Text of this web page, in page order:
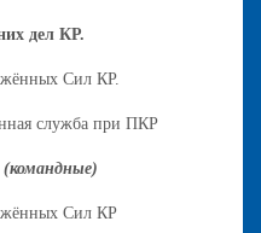
дел КР.
Сил КР.
служба при ПКР
Сил КР